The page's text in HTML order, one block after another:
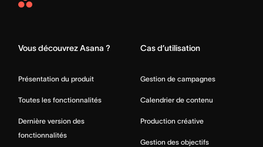
Asana
Vous découvrez Asana ?
Présentation du produit
Toutes les fonctionnalités
Dernière version des
fonctionnalités
Cas d’utilisation
Gestion de campagnes
Calendrier de contenu
Production créative
Gestion des objectifs